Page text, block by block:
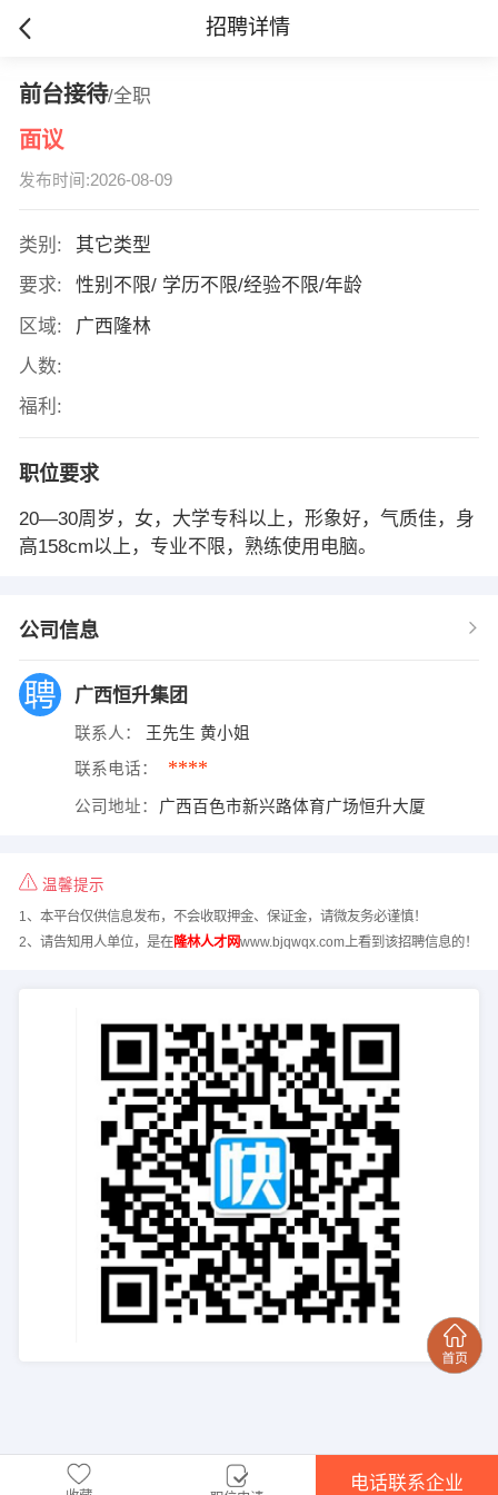
招聘详情
前台接待/全职
面议
发布时间:2026-08-09
类别:
其它类型
要求:
性别不限/ 学历不限/经验不限/年龄
区域:
广西隆林
人数:
福利:
职位要求
20—30周岁，女，大学专科以上，形象好，气质佳，身
高158cm以上，专业不限，熟练使用电脑。
公司信息
广西恒升集团
联系人： 王先生 黄小姐
联系电话： ****
公司地址： 广西百色市新兴路体育广场恒升大厦
温馨提示
1、本平台仅供信息发布，不会收取押金、保证金，请微友务必谨慎！
2、请告知用人单位，是在隆林人才网www.bjqwqx.com上看到该招聘信息的！
电话联系企业